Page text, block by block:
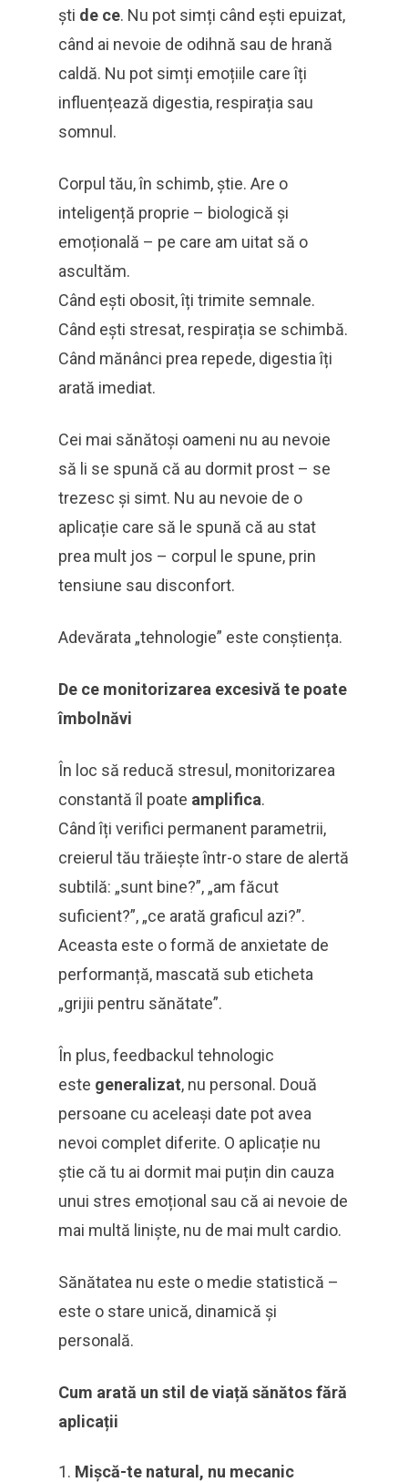
ști de ce. Nu pot simți când ești epuizat,
când ai nevoie de odihnă sau de hrană
caldă. Nu pot simți emoțiile care îți
influențează digestia, respirația sau
somnul.
Corpul tău, în schimb, știe. Are o
inteligență proprie – biologică și
emoțională – pe care am uitat să o
ascultăm.
Când ești obosit, îți trimite semnale.
Când ești stresat, respirația se schimbă.
Când mănânci prea repede, digestia îți
arată imediat.
Cei mai sănătoși oameni nu au nevoie
să li se spună că au dormit prost – se
trezesc și simt. Nu au nevoie de o
aplicație care să le spună că au stat
prea mult jos – corpul le spune, prin
tensiune sau disconfort.
Adevărata „tehnologie” este conștiența.
De ce monitorizarea excesivă te poate
îmbolnăvi
În loc să reducă stresul, monitorizarea
constantă îl poate amplifica.
Când îți verifici permanent parametrii,
creierul tău trăiește într-o stare de alertă
subtilă: „sunt bine?”, „am făcut
suficient?”, „ce arată graficul azi?”.
Aceasta este o formă de anxietate de
performanță, mascată sub eticheta
„grijii pentru sănătate”.
În plus, feedbackul tehnologic
este generalizat, nu personal. Două
persoane cu aceleași date pot avea
nevoi complet diferite. O aplicație nu
știe că tu ai dormit mai puțin din cauza
unui stres emoțional sau că ai nevoie de
mai multă liniște, nu de mai mult cardio.
Sănătatea nu este o medie statistică –
este o stare unică, dinamică și
personală.
Cum arată un stil de viață sănătos fără
aplicații
Mișcă-te natural, nu mecanic